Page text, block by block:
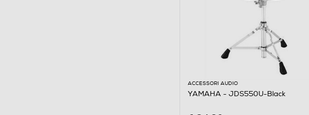
ACCESSORI AUDIO
YAMAHA - JDS550U-Black